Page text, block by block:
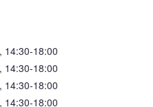
14:30‑18:00
14:30‑18:00
14:30‑18:00
14:30‑18:00